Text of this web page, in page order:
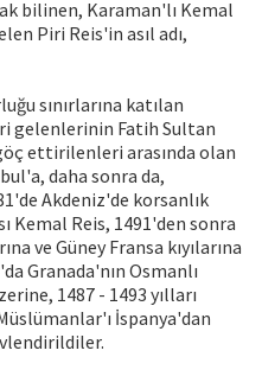
bilinen, Karaman'lı Kemal
Piri Reis'in asıl adı,
sınırlarına katılan
gelenlerinin Fatih Sultan
ettirilenleri arasında olan
daha sonra da,
Akdeniz'de korsanlık
Kemal Reis, 1491'den sonra
ve Güney Fransa kıyılarına
Granada'nın Osmanlı
1487 - 1493 yılları
İspanya'dan